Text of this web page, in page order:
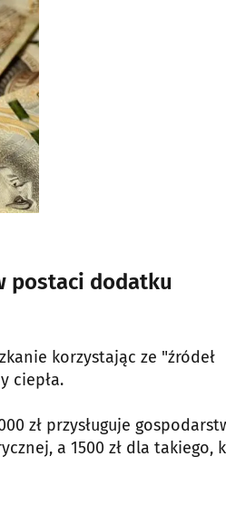
postaci dodatku
korzystając ze "źródeł
ciepła.
zł przysługuje
a 1500 zł dla takiego,